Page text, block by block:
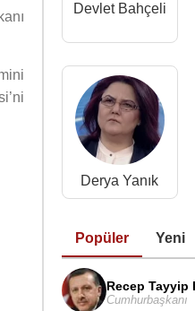
Devlet Bahçeli
Derya Yanık
Popüler Yeni
Recep Tayyip
Cumhurbaşkanı